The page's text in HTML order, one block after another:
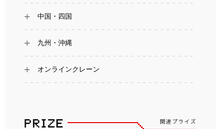
中国・四国
九州・沖縄
オンラインクレーン
関連プライズ